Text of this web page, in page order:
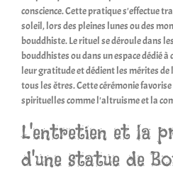
conscience. Cette pratique s'effectue
soleil, lors des pleines lunes ou des
bouddhiste. Le rituel se déroule dans
bouddhistes ou dans un espace dédié
leur gratitude et dédient les mérites
tous les êtres. Cette cérémonie
spirituelles comme l'altruisme et la
L'entretien et la
d'une statue de